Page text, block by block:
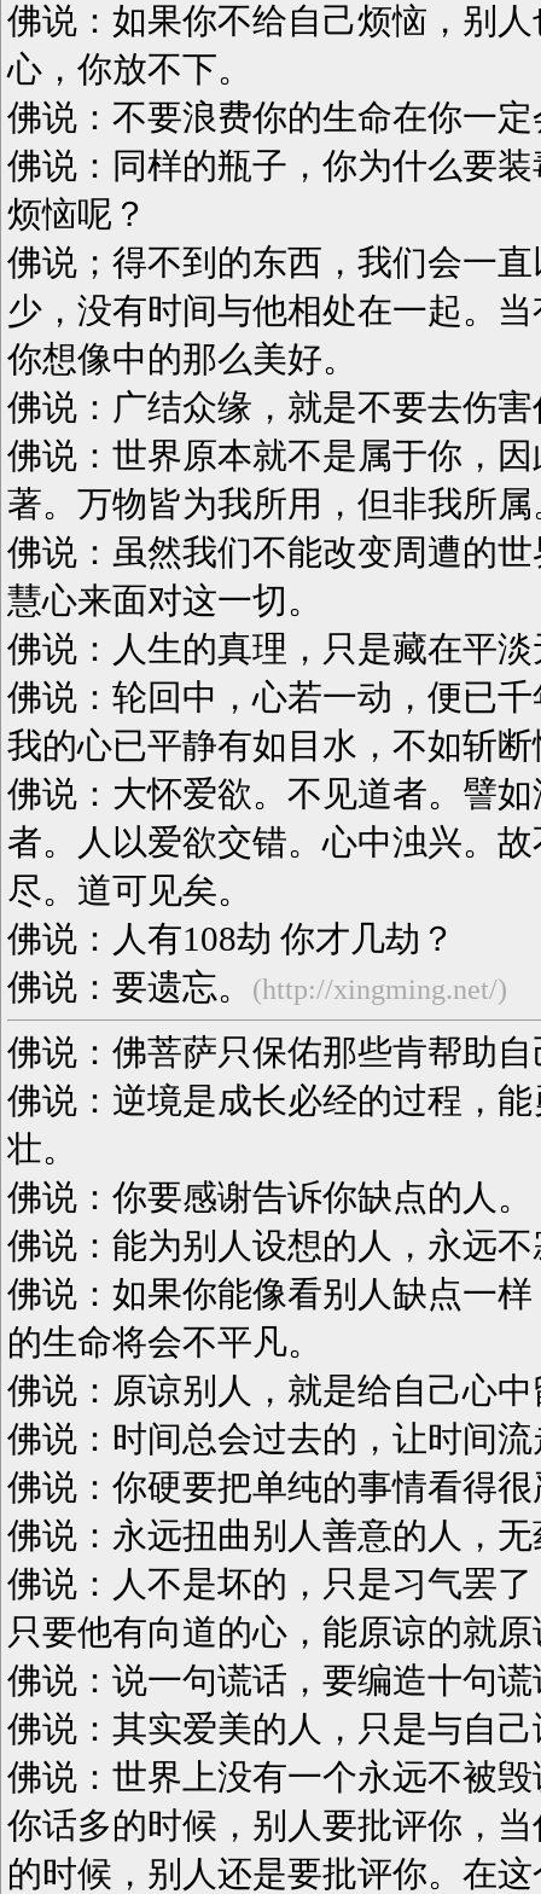
佛说：如果你不给自己烦恼，别
心，你放不下。
佛说：不要浪费你的生命在你一
佛说：同样的瓶子，你为什么要
烦恼呢？
佛说；得不到的东西，我们会一
少，没有时间与他相处在一起。
你想像中的那么美好。
佛说：广结众缘，就是不要去伤
佛说：世界原本就不是属于你，
著。万物皆为我所用，但非我所属
佛说：虽然我们不能改变周遭的
慧心来面对这一切。
佛说：人生的真理，只是藏在平
佛说：轮回中，心若一动，便已
我的心已平静有如目水，不如斩
佛说：大怀爱欲。不见道者。譬
者。人以爱欲交错。心中浊兴。
尽。道可见矣。
佛说：人有108劫 你才几劫？
佛说：要遗忘。
(http://xingming.net/)
佛说：佛菩萨只保佑那些肯帮助
佛说：逆境是成长必经的过程，
壮。
佛说：你要感谢告诉你缺点的人。
佛说：能为别人设想的人，永远
佛说：如果你能像看别人缺点一
的生命将会不平凡。
佛说：原谅别人，就是给自己心
佛说：时间总会过去的，让时间
佛说：你硬要把单纯的事情看得
佛说：永远扭曲别人善意的人，
佛说：人不是坏的，只是习气罢
只要他有向道的心，能原谅的就
佛说：说一句谎话，要编造十句
佛说：其实爱美的人，只是与自
佛说：世界上没有一个永远不被
你话多的时候，别人要批评你，
的时候，别人还是要批评你。在